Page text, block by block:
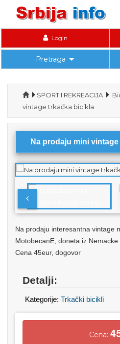
Login
Pretraga
SPORT I REKREACIJA
vintage trkačka bicikla
Na prodaju mini
Na prodaju interesantna vintage
MotobecanE, doneta iz
Cena 45eur, dogovor
Detalji:
Kategorije: Trkački bicikli
Cena: